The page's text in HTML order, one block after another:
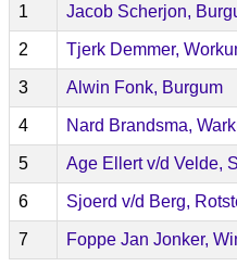
1 Jacob Scherjon,
2 Tjerk Demmer,
3 Alwin Fonk, Burgum
4 Nard Brandsma,
5 Age Ellert v/d Velde,
6 Sjoerd v/d Berg,
7 Foppe Jan Jonker,